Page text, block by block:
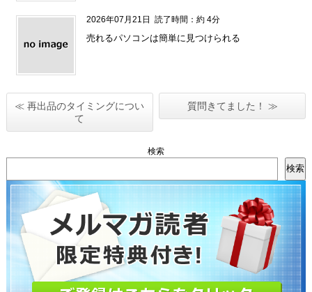
2026年07月21日 読了時間：約 4分
売れるパソコンは簡単に見つけられる
≪ 再出品のタイミングについ
て
質問きてました！ ≫
検索
検索